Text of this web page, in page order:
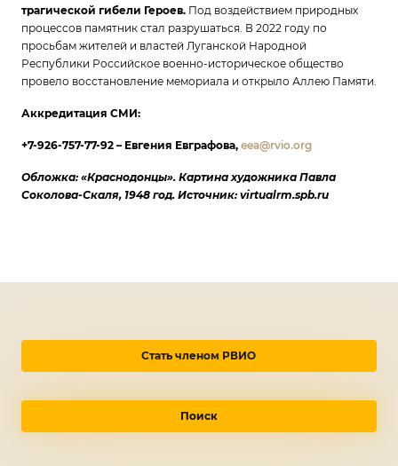
трагической гибели Героев. Под воздействием природных
процессов памятник стал разрушаться. В 2022 году по
просьбам жителей и властей Луганской Народной
Республики Российское военно-историческое общество
провело восстановление мемориала и открыло Аллею Памяти.
Аккредитация СМИ:
+7-926-757-77-92 – Евгения Евграфова, eea@rvio.org
Обложка: «Краснодонцы». Картина художника Павла
Соколова-Скаля, 1948 год. Источник: virtualrm.spb.ru
Стать членом РВИО
Поиск